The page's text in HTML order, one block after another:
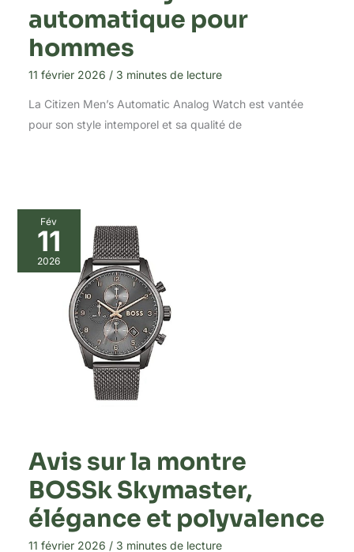
automatique pour
hommes
11 février 2026 / 3 minutes de lecture
La Citizen Men’s Automatic Analog Watch est vantée
pour son style intemporel et sa qualité de
Fév
11
2026
Avis sur la montre
BOSSk Skymaster,
élégance et polyvalence
11 février 2026 / 3 minutes de lecture